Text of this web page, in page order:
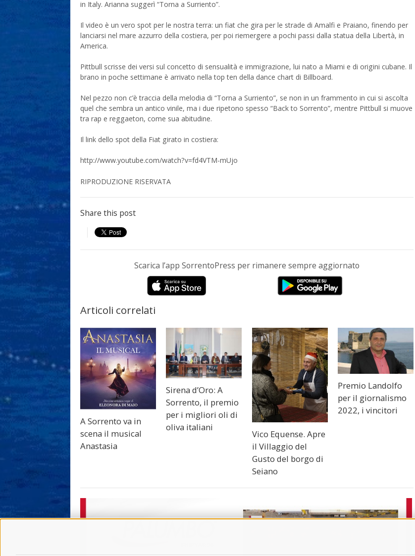
in Italy. Arianna suggerì “Torna a Surriento”.
Il video è un vero spot per le nostra terra: un fiat che gira per le strade di Amalfi e Praiano, finendo per
lanciarsi nel mare azzurro della costiera, per poi riemergere a pochi passi dalla statua della Libertà, in
America.
Pittbull scrisse dei versi sul concetto di sensualità e immigrazione, lui nato a Miami e di origini cubane. Il
brano in poche settimane è arrivato nella top ten della dance chart di Billboard.
Nel pezzo non c’è traccia della melodia di “Torna a Surriento”, se non in un frammento in cui si ascolta
quel che sembra un antico vinile, ma i due ripetono spesso “Back to Sorrento”, mentre Pittbull si muove
tra rap e reggaeton, come sua abitudine.
Il link dello spot della Fiat girato in costiera:
http://www.youtube.com/watch?v=fd4VTM-mUjo
RIPRODUZIONE RISERVATA
Share this post
Scarica l’app SorrentoPress per rimanere sempre aggiornato
Articoli correlati
A Sorrento va in
scena il musical
Anastasia
Sirena d’Oro: A
Sorrento, il premio
per i migliori oli di
oliva italiani
Vico Equense. Apre
il Villaggio del
Gusto del borgo di
Seiano
Premio Landolfo
per il giornalismo
2022, i vincitori